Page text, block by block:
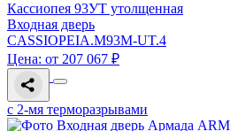
Кассиопея 93УТ утолщенная
Входная дверь
CASSIOPEIA.M93M-UT.4
Цена: от 207 067 ₽
с 2-мя терморазрывами